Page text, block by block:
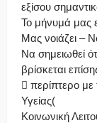
εξίσου
Το μήνυμά μας
Μας νοιάζει –
Να σημειωθεί
βρίσκεται
 περίπτερο με
Υγείας(
Κοινωνική